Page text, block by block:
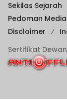
Sekilas Sejarah
Pedoman
Disclaimer
Sertifikat